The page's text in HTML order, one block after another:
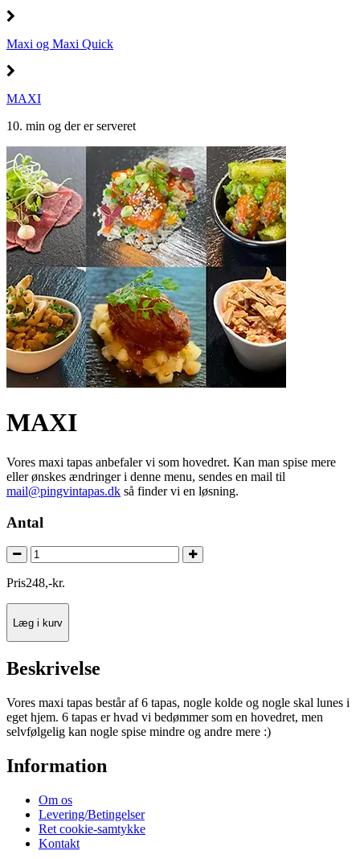
Maxi og Maxi Quick
MAXI
10. min og der er serveret
MAXI
Vores maxi tapas anbefaler vi som hovedret. Kan man spise mere
eller ønskes ændringer i denne menu, sendes en mail til
mail@pingvintapas.dk så finder vi en løsning.
Antal
Pris248,-kr.
Læg i kurv
Beskrivelse
Vores maxi tapas består af 6 tapas, nogle kolde og nogle skal lunes i
eget hjem. 6 tapas er hvad vi bedømmer som en hovedret, men
selvfølgelig kan nogle spise mindre og andre mere :)
Information
Om os
Levering/Betingelser
Ret cookie-samtykke
Kontakt